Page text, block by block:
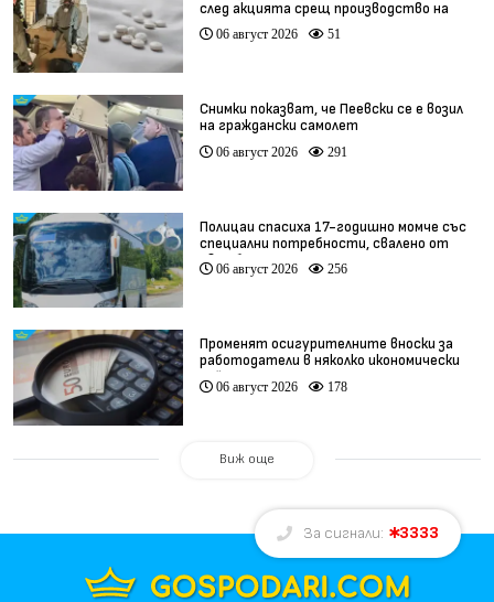
след акцията срещ производство на
фентанил
06 август 2026 51
Снимки показват, че Пеевски се е возил
на граждански самолет
06 август 2026 291
Полицаи спасиха 17-годишно момче със
специални потребности, свалено от
автобус
06 август 2026 256
Променят осигурителните вноски за
работодатели в няколко икономически
дейности
06 август 2026 178
Виж още
За сигнали: 3333